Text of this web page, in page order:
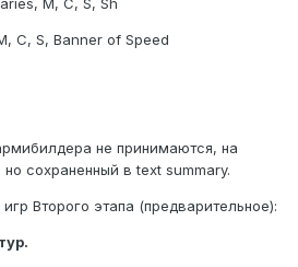
C, S, Banner of Speed
не принимаются, на
сохраненный в text summary.
Второго этапа (предварительное):